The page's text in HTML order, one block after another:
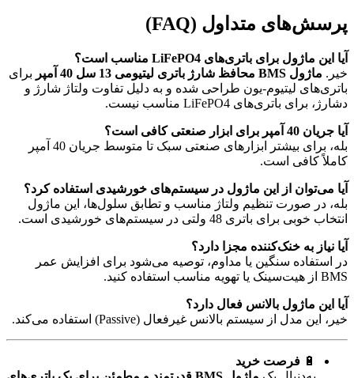
پرسش‌های متداول (FAQ)
آیا این ماژول برای باتری‌های LiFePO4 مناسب است؟
خیر. ماژول BMS محافظ شارژ باتری لیتیومی 13 سل 40 آمپر
برای
باتری‌های لیتیوم-یون طراحی شده و به دلیل تفاوت ولتاژ شارژ و
دشارژ، برای باتری‌های LiFePO4 مناسب نیست.
آیا جریان 40 آمپر برای ابزار صنعتی کافی است؟
بله، برای بیشتر ابزارهای صنعتی سبک تا متوسط جریان 40 آمپر
کاملاً کافی است.
آیا می‌توان از این ماژول در سیستم‌های خورشیدی استفاده کرد؟
بله، در صورت تنظیم ولتاژ مناسب و تطابق سلول‌ها، این ماژول
انتخاب خوبی برای باتری 48 ولتی در سیستم‌های خورشیدی است.
آیا نیاز به خنک‌کننده مجزا دارد؟
در استفاده سنگین یا مداوم، توصیه می‌شود برای افزایش عمر
BMS از هیت‌سینک یا تهویه مناسب استفاده کنید.
آیا این ماژول بالانس فعال دارد؟
خیر، این مدل از سیستم بالانس غیرفعال (Passive) استفاده می‌کند.
🔋 فرصت خرید